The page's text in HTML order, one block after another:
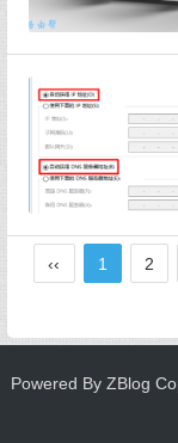
‹‹ 1 2
Powered By ZBlog